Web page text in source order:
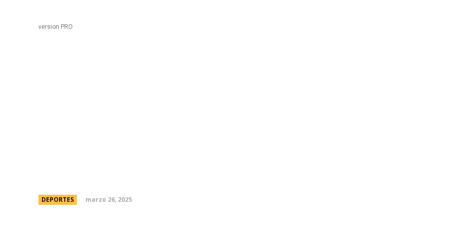
version PRO
DEPORTES marzo 26, 2025